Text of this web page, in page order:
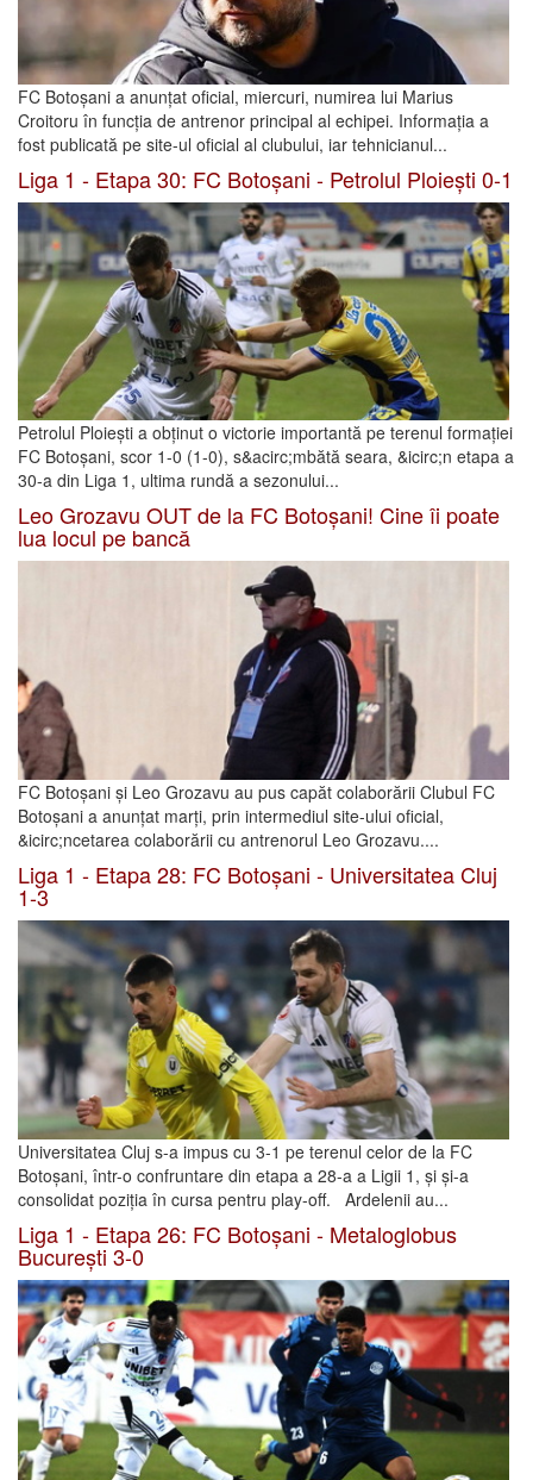
FC Botoșani a anunțat oficial, miercuri, numirea lui Marius
Croitoru în funcția de antrenor principal al echipei. Informația a
fost publicată pe site-ul oficial al clubului, iar tehnicianul...
Liga 1 - Etapa 30: FC Botoșani - Petrolul Ploiești 0-1
Petrolul Ploiești a obținut o victorie importantă pe terenul formației
FC Botoșani, scor 1-0 (1-0), s&acirc;mbătă seara, &icirc;n etapa a
30-a din Liga 1, ultima rundă a sezonului...
Leo Grozavu OUT de la FC Botoșani! Cine îi poate
lua locul pe bancă
FC Botoșani și Leo Grozavu au pus capăt colaborării Clubul FC
Botoșani a anunțat marți, prin intermediul site-ului oficial,
&icirc;ncetarea colaborării cu antrenorul Leo Grozavu....
Liga 1 - Etapa 28: FC Botoșani - Universitatea Cluj
1-3
Universitatea Cluj s-a impus cu 3-1 pe terenul celor de la FC
Botoșani, într-o confruntare din etapa a 28-a a Ligii 1, și și-a
consolidat poziția în cursa pentru play-off. Ardelenii au...
Liga 1 - Etapa 26: FC Botoșani - Metaloglobus
București 3-0